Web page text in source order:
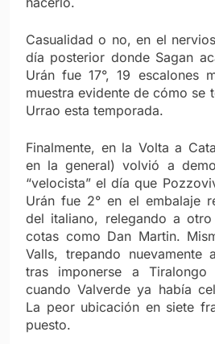
Casualidad o no, en el
día posterior donde Sagan
Urán fue 17°, 19 escalones
muestra evidente de cómo se
Urrao esta temporada.
Finalmente, en la Volta a
en la general) volvió a
“velocista” el día que
Urán fue 2° en el embalaje
del italiano, relegando a
cotas como Dan Martin.
Valls, trepando nuevamente
tras imponerse a
cuando Valverde ya había
La peor ubicación en siete
puesto.